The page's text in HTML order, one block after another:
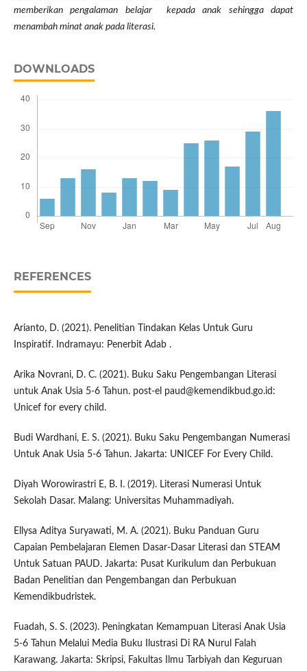
memberikan pengalaman belajar kepada anak sehingga dapat
menambah minat anak pada literasi.
DOWNLOADS
REFERENCES
Arianto, D. (2021). Penelitian Tindakan Kelas Untuk Guru
Inspiratif. Indramayu: Penerbit Adab .
Arika Novrani, D. C. (2021). Buku Saku Pengembangan Literasi
untuk Anak Usia 5-6 Tahun. post-el paud@kemendikbud.go.id:
Unicef for every child.
Budi Wardhani, E. S. (2021). Buku Saku Pengembangan Numerasi
Untuk Anak Usia 5-6 Tahun. Jakarta: UNICEF For Every Child.
Diyah Worowirastri E, B. I. (2019). Literasi Numerasi Untuk
Sekolah Dasar. Malang: Universitas Muhammadiyah.
Ellysa Aditya Suryawati, M. A. (2021). Buku Panduan Guru
Capaian Pembelajaran Elemen Dasar-Dasar Literasi dan STEAM
Untuk Satuan PAUD. Jakarta: Pusat Kurikulum dan Perbukuan
Badan Penelitian dan Pengembangan dan Perbukuan
Kemendikbudristek.
Fuadah, S. S. (2023). Peningkatan Kemampuan Literasi Anak Usia
5-6 Tahun Melalui Media Buku Ilustrasi Di RA Nurul Falah
Karawang. Jakarta: Skripsi, Fakultas Ilmu Tarbiyah dan Keguruan